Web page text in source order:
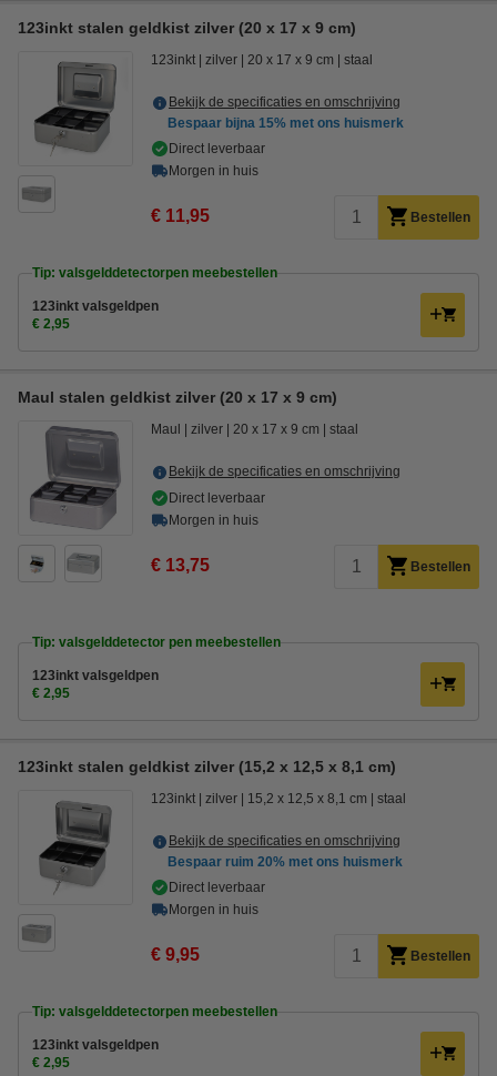
123inkt stalen geldkist zilver (20 x 17 x 9 cm)
123inkt zilver 20 x 17 x 9 cm staal
Bekijk de specificaties en omschrijving
Bespaar bijna 15% met ons huismerk
Direct leverbaar
Morgen in huis
€ 11,95 Bestellen
Tip: valsgelddetectorpen meebestellen
123inkt valsgeldpen
€ 2,95
Maul stalen geldkist zilver (20 x 17 x 9 cm)
Maul zilver 20 x 17 x 9 cm staal
Bekijk de specificaties en omschrijving
Direct leverbaar
Morgen in huis
€ 13,75 Bestellen
Tip: valsgelddetector pen meebestellen
123inkt valsgeldpen
€ 2,95
123inkt stalen geldkist zilver (15,2 x 12,5 x 8,1 cm)
123inkt zilver 15,2 x 12,5 x 8,1 cm staal
Bekijk de specificaties en omschrijving
Bespaar ruim 20% met ons huismerk
Direct leverbaar
Morgen in huis
€ 9,95 Bestellen
Tip: valsgelddetectorpen meebestellen
123inkt valsgeldpen
€ 2,95